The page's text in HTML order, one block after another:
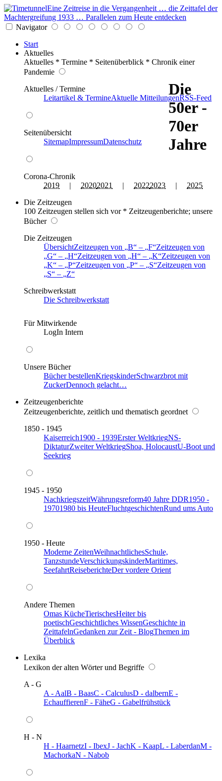
Eine Zeitreise in die Vergangenheit … die Zeittafel der
Machtergreifung 1933 … Parallelen zum Heute entdecken
Navigator
Start
Aktuelles
Aktuelles * Termine * Seitenüberblick * Chronik einer
Pandemie
Aktuelles / Termine
Leitartikel & TermineAktuelle MitteilungenRSS-Feed
Seitenübersicht
SitemapImpressumDatenschutz
Corona-Chronik
2019 | 20202021 | 20222023 | 2025
Die Zeitzeugen
100 Zeitzeugen stellen sich vor * Zeitzeugenberichte; unsere
Bücher
Die Zeitzeugen
ÜbersichtZeitzeugen von B – F Zeitzeugen von
G
– H Zeitzeugen von H – K Zeitzeugen von
K
– P Zeitzeugen von P – S Zeitzeugen von
S
–
Z
Schreibwerkstatt
Die Schreibwerkstatt
Für Mitwirkende
LogIn Intern
Unsere Bücher
Bücher bestellenKriegskinderSchwarzbrot mit
ZuckerDennoch gelacht…
Zeitzeugenberichte
Zeitzeugenberichte, zeitlich und thematisch geordnet
1850 - 1945
Kaiserreich1900 - 1939Erster WeltkriegNS-
DiktaturZweiter WeltkriegShoa, HolocaustU-Boot und
Seekrieg
1945 - 1950
NachkriegszeitWährungsreform40 Jahre DDR1950 -
19701980 bis HeuteFluchtgeschichtenRund ums Auto
1950 - Heute
Moderne ZeitenWeihnachtlichesSchule,
TanzstundeVerschickungskinderMaritimes,
SeefahrtReiseberichteDer vordere Orient
Andere Themen
Omas KücheTierischesHeiter bis
poetischGeschichtliches WissenGeschichte in
ZeittafelnGedanken zur Zeit - BlogThemen im
Überblick
Lexika
Lexikon der alten Wörter und Begriffe
A - G
A - AalB - BaasC - CalculusD - dalbernE -
EchauffierenF - FäheG - Gabelfrühstück
H - N
H - HaarnetzI - IbexJ - JachK - KaapL - LaberdanM -
MachorkaN - Nabob
Die
50er -
70er
Jahre